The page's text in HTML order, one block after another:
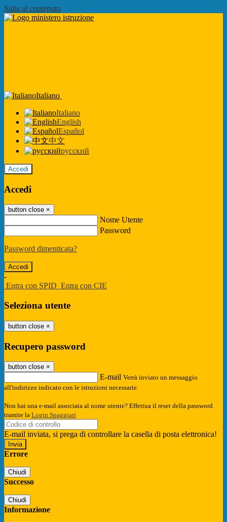
Salta al contenuto
Italiano
Italiano
English
Español
中文
русский
Accedi
Accedi
button close ×
Nome Utente
Password
Password dimenticata?
-
Entra con SPID Entra con CIE
Seleziona utente
button close ×
Recupero password
button close ×
E-mail Verrà inviato un messaggio
all'indirizzo indicato con le istruzioni necessarie.
Non hai una e-mail associata al nome utente? Effettua il reset della password
tramite la Login Spaggiari
E-mail inviata, si prega di controllare la casella di posta elettronica!
Errore
Chiudi
Successo
Chiudi
Informazione